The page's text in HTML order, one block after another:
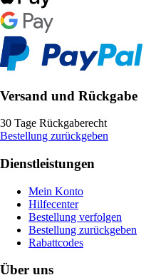
Versand und Rückgabe
30 Tage Rückgaberecht
Bestellung zurückgeben
Dienstleistungen
Mein Konto
Hilfecenter
Bestellung verfolgen
Bestellung zurückgeben
Rabattcodes
Über uns